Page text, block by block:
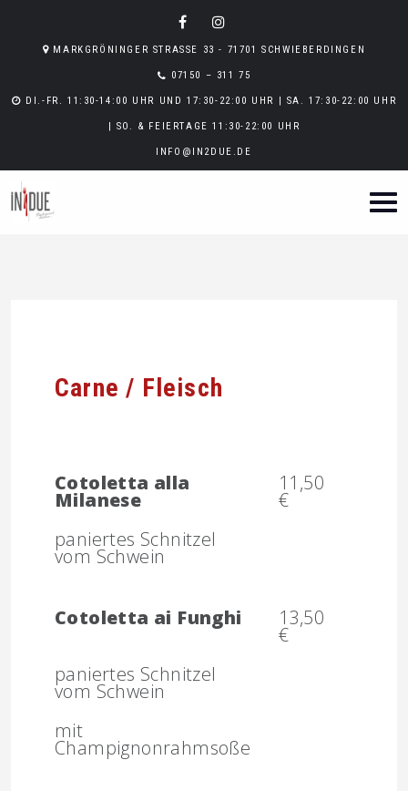
MARKGRÖNINGER STRASSE 33 - 71701 SCHWIEBERDINGEN
07150 – 311 75
DI.-FR. 11:30-14:00 UHR UND 17:30-22:00 UHR | SA. 17:30-22:00 UHR
| SO. & FEIERTAGE 11:30-22:00 UHR
INFO@IN2DUE.DE
Carne / Fleisch
Cotoletta alla
Milanese
11,50
€
paniertes Schnitzel
vom Schwein
Cotoletta ai Funghi 13,50
€
paniertes Schnitzel
vom Schwein
mit
Champignonrahmsoße